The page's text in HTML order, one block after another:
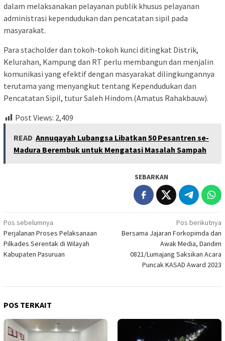
dalam melaksanakan pelayanan publik khusus pelayanan
administrasi kependudukan dan pencatatan sipil pada
masyarakat.
Para stacholder dan tokoh-tokoh kunci ditingkat Distrik,
Kelurahan, Kampung dan RT perlu membangun dan menjalin
komunikasi yang efektif dengan masyarakat dilingkungannya
terutama yang menyangkut tentang Kependudukan dan
Pencatatan Sipil, tutur Saleh Hindom.(Amatus Rahakbauw).
Post Views: 2,409
READ Annuqayah Lubangsa Libatkan 50 Pesantren se-
Madura Berembuk untuk Mengatasi Masalah Sampah
SEBARKAN
Navigasi
pos
Pos sebelumnya
Perjalanan Proses Pelaksanaan
Pilkades Serentak di Wilayah
Kabupaten Pasuruan
Pos berikutnya
Bersama Jajaran Forkopimda dan
Awak Media, Dandim
0821/Lumajang Saksikan Acara
Puncak KASAD Award 2023
POS TERKAIT